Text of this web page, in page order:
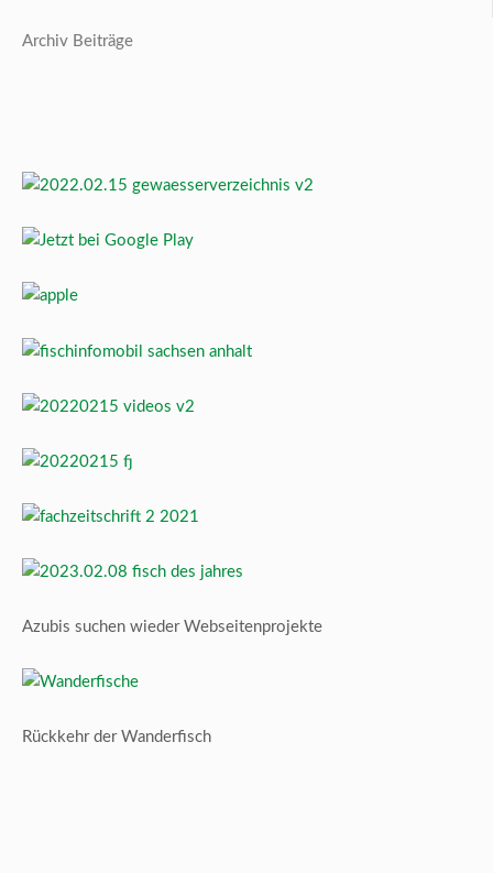
Archiv Beiträge
Azubis suchen wieder Webseitenprojekte
Rückkehr der Wanderfisch